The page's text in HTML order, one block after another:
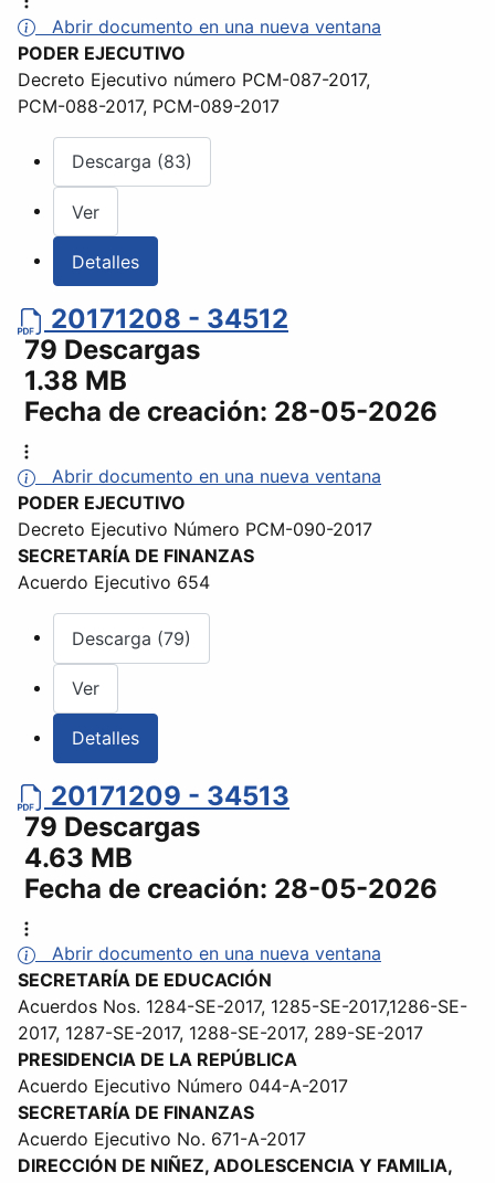
Abrir documento en una nueva ventana
PODER EJECUTIVO
Decreto Ejecutivo número PCM-087-2017,
PCM-088-2017, PCM-089-2017
Descarga (83)
Ver
Detalles
20171208 - 34512
79 Descargas
1.38 MB
Fecha de creación: 28-05-2026
Abrir documento en una nueva ventana
PODER EJECUTIVO
Decreto Ejecutivo Número PCM-090-2017
SECRETARÍA DE FINANZAS
Acuerdo Ejecutivo 654
Descarga (79)
Ver
Detalles
20171209 - 34513
79 Descargas
4.63 MB
Fecha de creación: 28-05-2026
Abrir documento en una nueva ventana
SECRETARÍA DE EDUCACIÓN
Acuerdos Nos. 1284-SE-2017, 1285-SE-2017,1286-SE-
2017, 1287-SE-2017, 1288-SE-2017, 289-SE-2017
PRESIDENCIA DE LA REPÚBLICA
Acuerdo Ejecutivo Número 044-A-2017
SECRETARÍA DE FINANZAS
Acuerdo Ejecutivo No. 671-A-2017
DIRECCIÓN DE NIÑEZ, ADOLESCENCIA Y FAMILIA,